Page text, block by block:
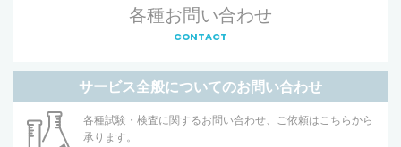
各種お問い合わせ
CONTACT
サービス全般についてのお問い合わせ
各種試験・検査に関するお問い合わせ、ご依頼はこちらから
承ります。